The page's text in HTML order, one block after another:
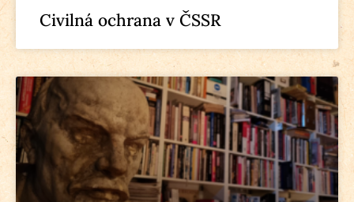
Civilná ochrana v ČSSR